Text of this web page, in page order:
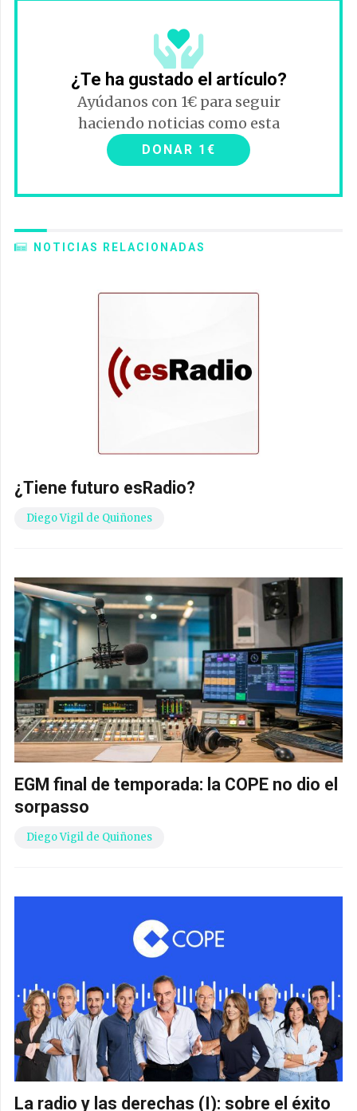
¿Te ha gustado el artículo?
Ayúdanos con 1€ para seguir
haciendo noticias como esta
DONAR 1€
NOTICIAS RELACIONADAS
¿Tiene futuro esRadio?
Diego Vigil de Quiñones
EGM final de temporada: la COPE no dio el
sorpasso
Diego Vigil de Quiñones
La radio y las derechas (I): sobre el éxito